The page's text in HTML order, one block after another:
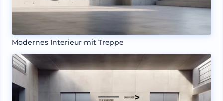
Modernes Interieur mit Treppe